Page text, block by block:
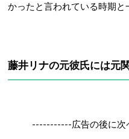
かったと言われている時期と
藤井リナの元彼氏には元
-----------広告の後に